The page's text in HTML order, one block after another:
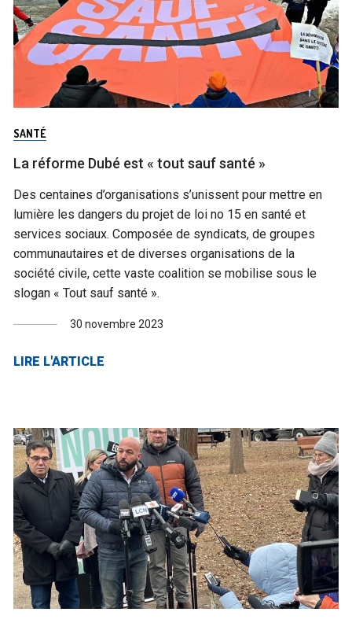
SANTÉ
La réforme Dubé est « tout sauf santé »
Des centaines d’organisations s’unissent pour mettre en
lumière les dangers du projet de loi no 15 en santé et
services sociaux. Composée de syndicats, de groupes
communautaires et de diverses organisations de la
société civile, cette vaste coalition se mobilise sous le
slogan « Tout sauf santé ».
30 novembre 2023
LIRE L'ARTICLE